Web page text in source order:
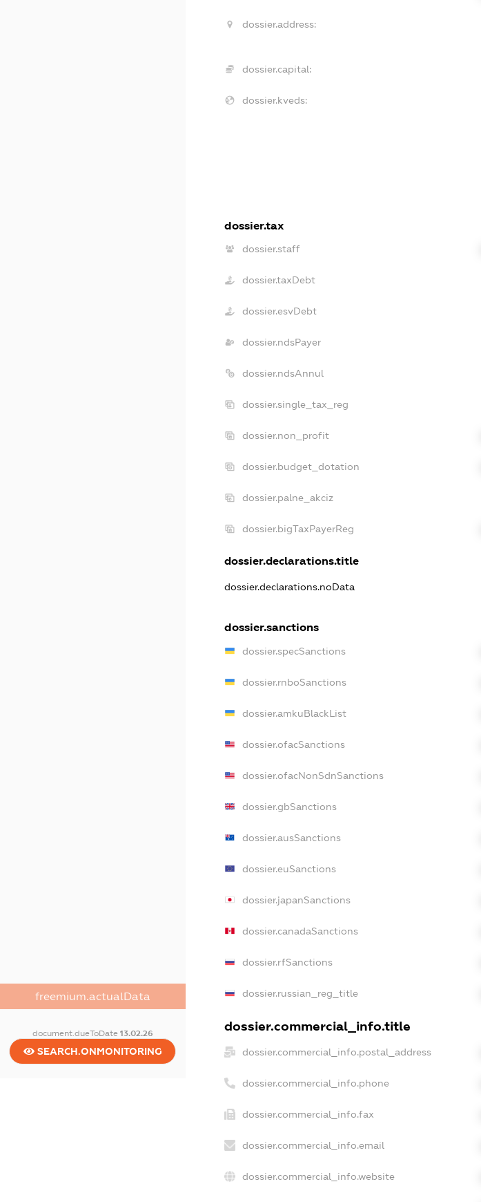
freemium.actualData
document.dueToDate 13.02.26
SEARCH.ONMONITORING
dossier.address:
dossier.capital:
dossier.kveds:
dossier.tax
dossier.staff
dossier.taxDebt
dossier.esvDebt
dossier.ndsPayer
dossier.ndsAnnul
dossier.single_tax_reg
dossier.non_profit
dossier.budget_dotation
dossier.palne_akciz
dossier.bigTaxPayerReg
dossier.declarations.title
dossier.declarations.noData
dossier.sanctions
dossier.specSanctions
dossier.rnboSanctions
dossier.amkuBlackList
dossier.ofacSanctions
dossier.ofacNonSdnSanctions
dossier.gbSanctions
dossier.ausSanctions
dossier.euSanctions
dossier.japanSanctions
dossier.canadaSanctions
dossier.rfSanctions
dossier.russian_reg_title
dossier.commercial_info.title
dossier.commercial_info.postal_address
dossier.commercial_info.phone
dossier.commercial_info.fax
dossier.commercial_info.email
dossier.commercial_info.website